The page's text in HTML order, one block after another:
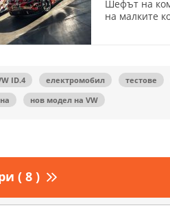
Шефът на
на малките
ID.4 електромобил тестове
нов модел на VW
( 8 )